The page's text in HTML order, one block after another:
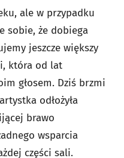
ale w przypadku
sobie, że dobiega
jeszcze większy
która od lat
głosem. Dziś brzmi
odłożyła
brawo
wsparcia
części sali.